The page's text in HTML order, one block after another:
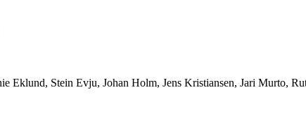
Eklund, Stein Evju, Johan Holm, Jens Kristiansen, Jari Murto,